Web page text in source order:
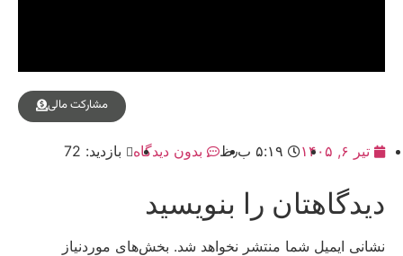
مشارکت مالی
تیر ۶, ۱۴۰۵ ۵:۱۹ ب٫ظ بدون دیدگاه بازدید: 72
دیدگاهتان را بنویسید
نشانی ایمیل شما منتشر نخواهد شد. بخش‌های موردنیاز